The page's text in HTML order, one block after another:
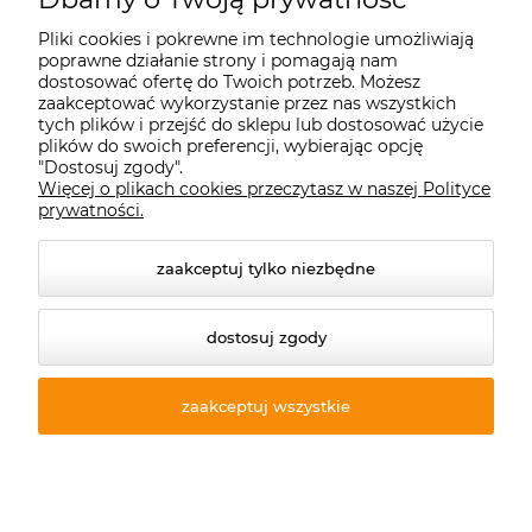
Płatności i dostawa
Moje konto
Informacje
© 2026 starecegly.com. Wszelkie prawa zastrzeżone.
Pliki cookies i pokrewne im technologie umożliwiają
poprawne działanie strony i pomagają nam
dostosować ofertę do Twoich potrzeb. Możesz
zaakceptować wykorzystanie przez nas wszystkich
tych plików i przejść do sklepu lub dostosować użycie
plików do swoich preferencji, wybierając opcję
"Dostosuj zgody".
Więcej o plikach cookies przeczytasz w naszej Polityce
prywatności.
zaakceptuj tylko niezbędne
dostosuj zgody
zaakceptuj wszystkie